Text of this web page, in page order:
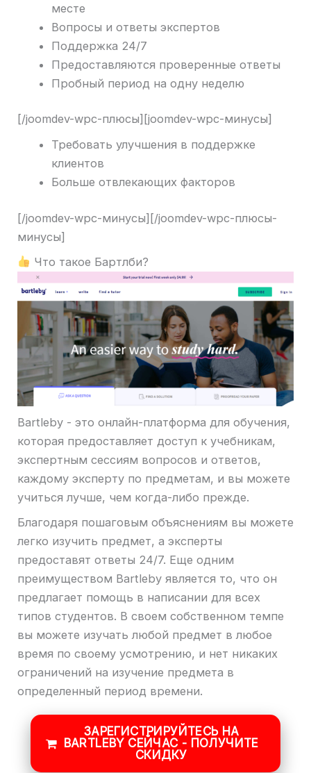
месте
Вопросы и ответы экспертов
Поддержка 24/7
Предоставляются проверенные ответы
Пробный период на одну неделю
[/joomdev-wpc-плюсы][joomdev-wpc-минусы]
Требовать улучшения в поддержке
клиентов
Больше отвлекающих факторов
[/joomdev-wpc-минусы][/joomdev-wpc-плюсы-
минусы]
Что такое Бартлби?
Bartleby - это онлайн-платформа для обучения,
которая предоставляет доступ к учебникам,
экспертным сессиям вопросов и ответов,
каждому эксперту по предметам, и вы можете
учиться лучше, чем когда-либо прежде.
Благодаря пошаговым объяснениям вы можете
легко изучить предмет, а эксперты
предоставят ответы 24/7. Еще одним
преимуществом Bartleby является то, что он
предлагает помощь в написании для всех
типов студентов. В своем собственном темпе
вы можете изучать любой предмет в любое
время по своему усмотрению, и нет никаких
ограничений на изучение предмета в
определенный период времени.
ЗАРЕГИСТРИРУЙТЕСЬ НА
BARTLEBY СЕЙЧАС - ПОЛУЧИТЕ
СКИДКУ